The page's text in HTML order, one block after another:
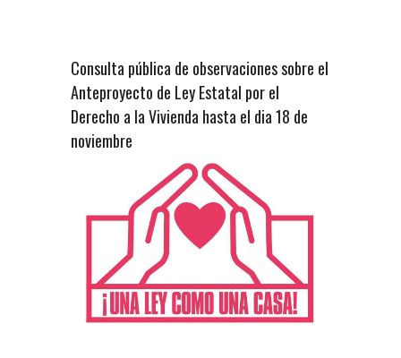
Consulta pública de observaciones sobre el
Anteproyecto de Ley Estatal por el
Derecho a la Vivienda hasta el dia 18 de
noviembre